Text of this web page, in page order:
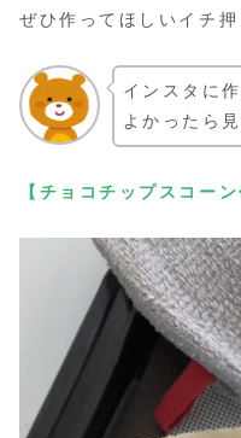
ぜひ作ってほしいイチ押
インスタに
よかったら
【チョコチップスコー